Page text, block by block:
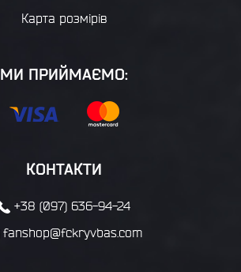
Карта розмірів
МИ ПРИЙМАЄМО:
КОНТАКТИ
+38 (097) 636-94-24
fanshop@fckryvbas.com